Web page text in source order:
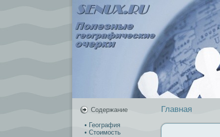
Содержание
• География
• Стоимость
Главная